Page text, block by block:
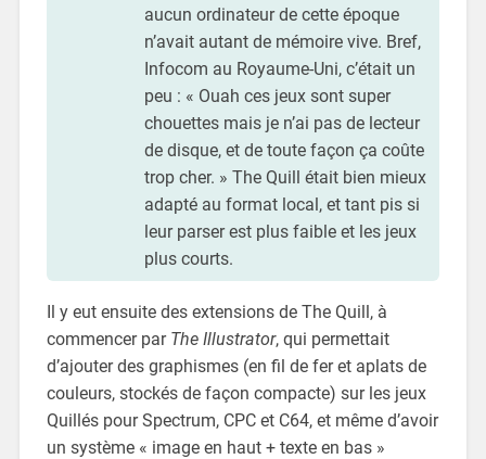
aucun ordinateur de cette époque
n’avait autant de mémoire vive. Bref,
Infocom au Royaume-Uni, c’était un
peu : « Ouah ces jeux sont super
chouettes mais je n’ai pas de lecteur
de disque, et de toute façon ça coûte
trop cher. » The Quill était bien mieux
adapté au format local, et tant pis si
leur parser est plus faible et les jeux
plus courts.
Il y eut ensuite des extensions de The Quill, à
commencer par The Illustrator, qui permettait
d’ajouter des graphismes (en fil de fer et aplats de
couleurs, stockés de façon compacte) sur les jeux
Quillés pour Spectrum, CPC et C64, et même d’avoir
un système « image en haut + texte en bas »